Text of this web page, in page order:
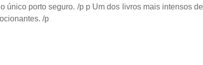
porto seguro. /p p Um dos livros mais intensos
/p